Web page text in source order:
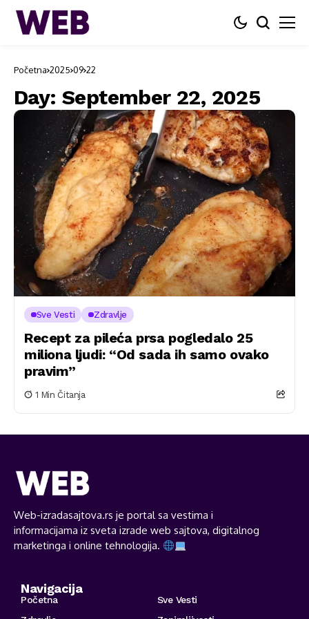
Početna 2025 09 22
Day: September 22, 2025
Sve Vesti Zdravlje
Recept za pileća prsa pogledalo 25
miliona ljudi: “Od sada ih samo ovako
pravim”
1 Min Čitanja
Web-izradasajtova.rs je portal sa vestima i
informacijama iz sveta izrade web sajtova, digitalnog
marketinga i online tehnologija.
Navigacija
Početna
Sve Vesti